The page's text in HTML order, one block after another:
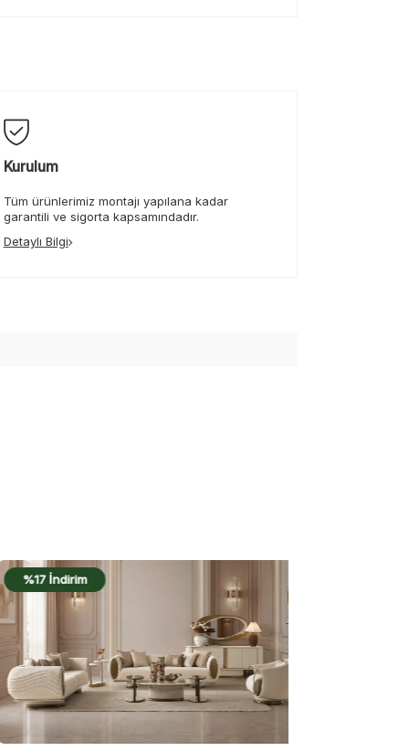
Kurulum
Tüm ürünlerimiz montajı yapılana kadar
garantili ve sigorta kapsamındadır.
Detaylı Bilgi
%17 İndirim